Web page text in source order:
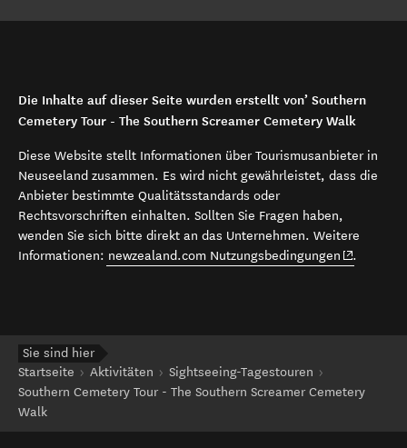
Die Inhalte auf dieser Seite wurden erstellt von’ Southern
Cemetery Tour - The Southern Screamer Cemetery Walk
Diese Website stellt Informationen über Tourismusanbieter in
Neuseeland zusammen. Es wird nicht gewährleistet, dass die
Anbieter bestimmte Qualitätsstandards oder
Rechtsvorschriften einhalten. Sollten Sie Fragen haben,
wenden Sie sich bitte direkt an das Unternehmen. Weitere
Informationen: newzealand.com Nutzungsbedingungen (opens in
.
Sie sind hier
Startseite
Aktivitäten
Sightseeing-Tagestouren
Southern Cemetery Tour - The Southern Screamer Cemetery
Walk